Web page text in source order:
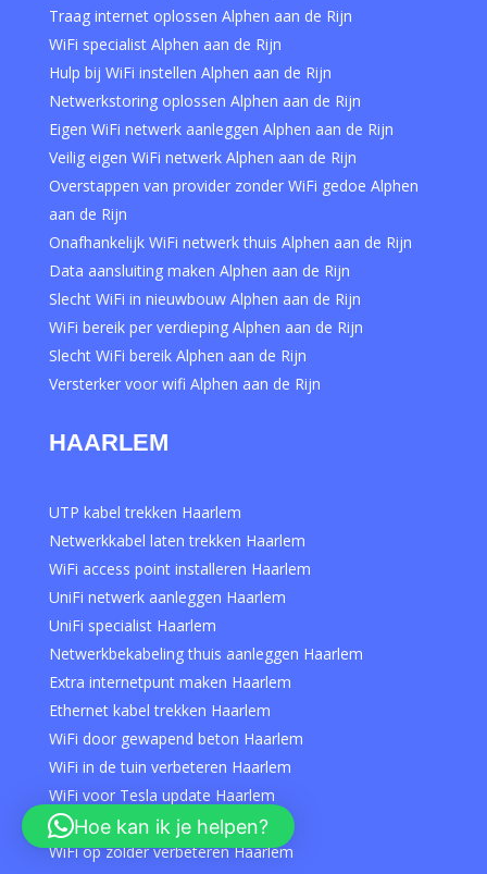
Traag internet oplossen Alphen aan de Rijn
WiFi specialist Alphen aan de Rijn
Hulp bij WiFi instellen Alphen aan de Rijn
Netwerkstoring oplossen Alphen aan de Rijn
Eigen WiFi netwerk aanleggen Alphen aan de Rijn
Veilig eigen WiFi netwerk Alphen aan de Rijn
Overstappen van provider zonder WiFi gedoe Alphen
aan de Rijn
Onafhankelijk WiFi netwerk thuis Alphen aan de Rijn
Data aansluiting maken Alphen aan de Rijn
Slecht WiFi in nieuwbouw Alphen aan de Rijn
WiFi bereik per verdieping Alphen aan de Rijn
Slecht WiFi bereik Alphen aan de Rijn
Versterker voor wifi Alphen aan de Rijn
HAARLEM
UTP kabel trekken Haarlem
Netwerkkabel laten trekken Haarlem
WiFi access point installeren Haarlem
UniFi netwerk aanleggen Haarlem
UniFi specialist Haarlem
Netwerkbekabeling thuis aanleggen Haarlem
Extra internetpunt maken Haarlem
Ethernet kabel trekken Haarlem
WiFi door gewapend beton Haarlem
WiFi in de tuin verbeteren Haarlem
WiFi voor Tesla update Haarlem
WiFi in carport aanleggen Haarlem
WiFi op zolder verbeteren Haarlem
Hoe kan ik je helpen?